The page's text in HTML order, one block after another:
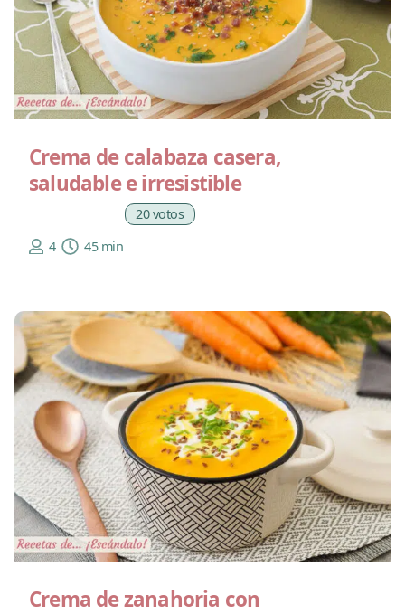
Crema de calabaza casera,
saludable e irresistible
20 votos
4
45 min
Crema de zanahoria con